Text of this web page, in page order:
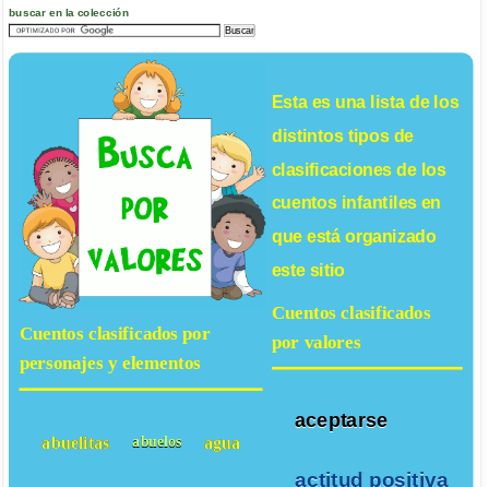
buscar en la colección
Esta es una lista de los
distintos tipos de
clasificaciones de los
cuentos infantilesen
que está organizado
este sitio
Cuentos clasificados
por valores
aceptarse
actitud positiva
Cuentos clasificados por
personajes y elementos
abuelitas abuelos agua